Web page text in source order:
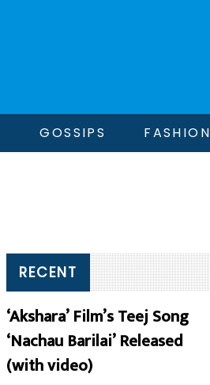
GOSSIPS FASHION
RECENT
‘Akshara’ Film’s Teej Song
‘Nachau Barilai’ Released
(with video)